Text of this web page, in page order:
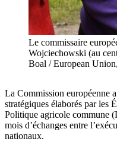
Le commissaire
Wojciechowski (au
Boal / European
La Commission européenne
stratégiques élaborés par les
Politique agricole commune
mois d’échanges entre
nationaux.